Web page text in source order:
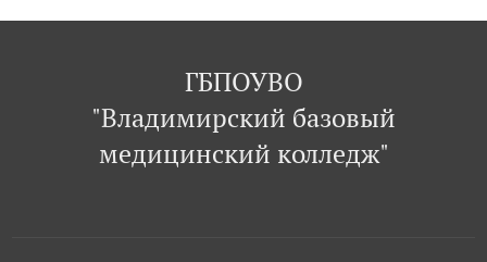
ГБПОУВО
"Владимирский базовый
медицинский колледж"